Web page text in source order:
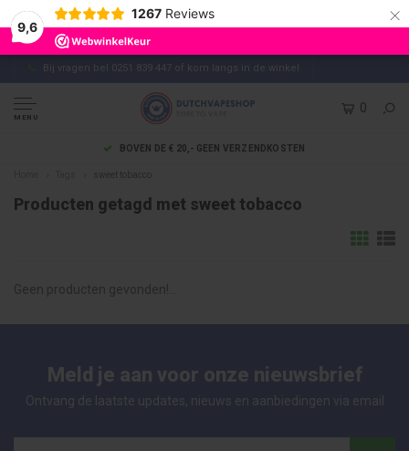
9,6
1267 Reviews ×
Bij vragen bel 0251 839 447 of kom langs in de winkel
MENU
0
BOVEN DE € 20,- GEEN VERZENDKOSTEN
sweet tobacco
Producten getagd met sweet tobacco
Geen producten gevonden!...
Meld je aan voor onze nieuwsbrief
Ontvang de laatste updates, nieuws en aanbiedingen via email